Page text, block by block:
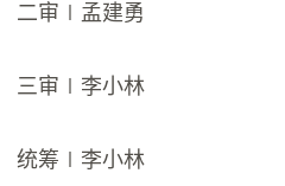
二审∣孟建勇
三审∣李小林
统筹∣李小林